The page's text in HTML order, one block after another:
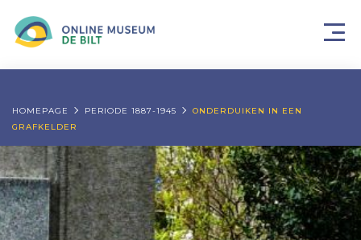
HOMEPAGE PERIODE 1887-1945
ONDERDUIKEN IN EEN
GRAFKELDER